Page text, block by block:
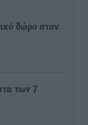
δώρο στον
των 7